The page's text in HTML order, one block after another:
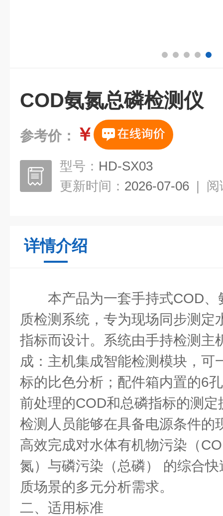
COD氨氮总磷检测仪
参考价： ￥
型号： HD-SX03
更新时间： 2026-07-06 | 阅
详情介绍
本产品为一套手持式COD
质检测系统，专为现场同步测定
指标而设计。系统由手持检测主
成：主机集成智能检测模块，可
标的比色分析；配件箱内置的6
前处理的COD和总磷指标的测
检测人员能够在具备电源条件的
高效完成对水体有机物污染（
氮）与磷污染（总磷） 的综合
质场景的多元分析需求。
二、适用标准